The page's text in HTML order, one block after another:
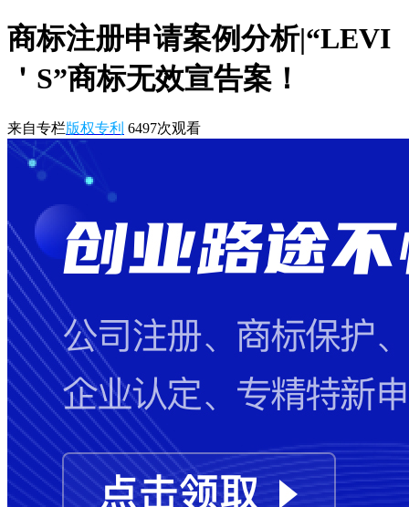
商标注册申请案例分析|“LEVI
＇S”商标无效宣告案！
来自专栏版权专利 6497次观看